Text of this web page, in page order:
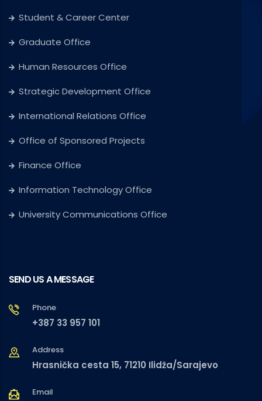
Student & Career Center
Graduate Office
Human Resources Office
Strategic Development Office
International Relations Office
Office of Sponsored Projects
Finance Office
Information Technology Office
University Communications Office
SEND US A MESSAGE
Phone
+387 33 957 101
Address
Hrasnička cesta 15, 71210 Ilidža/Sarajevo
Email